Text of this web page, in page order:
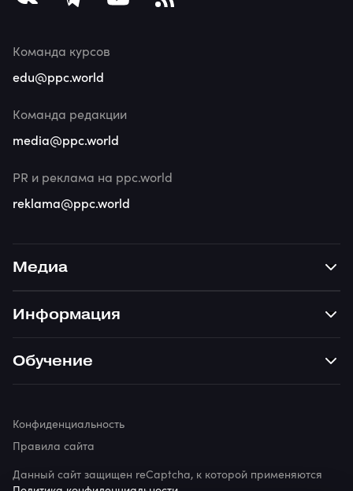
Медиа
Информация
Обучение
Команда курсов
edu@ppc.world
Команда редакции
media@ppc.world
PR и реклама на ppc.world
reklama@ppc.world
Данный сайт защищен reCaptcha, к которой применяются
Конфиденциальность
Правила сайта